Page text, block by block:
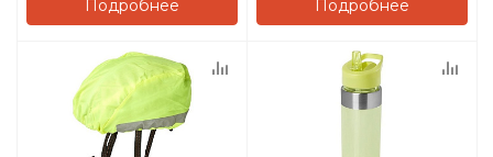
Подробнее Подробнее